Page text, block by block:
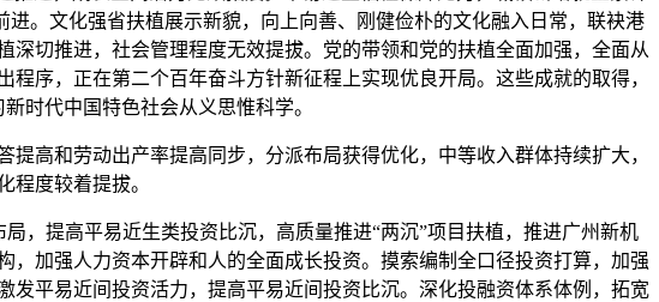
。文化强省扶植展示新貌，向上向善、刚健俭朴的文化融入日常，联袂港
切推进，社会管理程度无效提拔。党的带领和党的扶植全面加强，全面从
序，正在第二个百年奋斗方针新征程上实现优良开局。这些成就的取得，
时代中国特色社会从义思惟科学。
和劳动出产率提高同步，分派布局获得优化，中等收入群体持续扩大，
程度较着提拔。
提高平易近生类投资比沉，高质量推进“两沉”项目扶植，推进广州新机
加强人力资本开辟和人的全面成长投资。摸索编制全口径投资打算，加强
平易近间投资活力，提高平易近间投资比沉。深化投融资体系体例，拓宽